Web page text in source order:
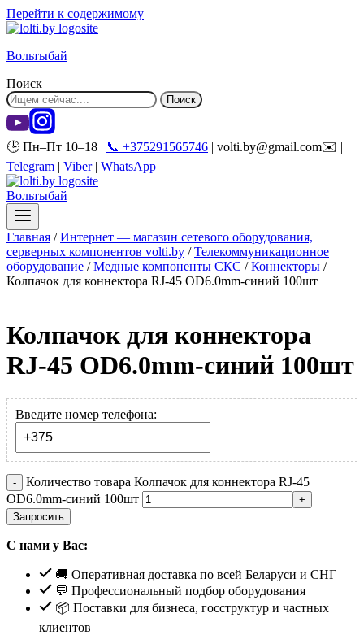
Перейти к содержимому
Вольтыбай
Поиск
Поиск
🕒 Пн–Пт 10–18 | 📞 +375291565746 | volti.by@gmail.com✉️ |
Telegram | Viber| WhatsApp
Вольтыбай
Главная / Интернет — магазин сетевого оборудования,
серверных компонентов volti.by / Телекоммуникационное
оборудование / Медные компоненты СКС / Коннекторы /
Колпачок для коннектора RJ-45 OD6.0mm-синий 100шт
Колпачок для коннектора
RJ-45 OD6.0mm-синий 100шт
Введите номер телефона:
Количество товара Колпачок для коннектора RJ-45
OD6.0mm-синий 100шт
Запросить
С нами у Вас:
🚚 Оперативная доставка по всей Беларуси и СНГ
💬 Профессиональный подбор оборудования
📦 Поставки для бизнеса, госструктур и частных
клиентов